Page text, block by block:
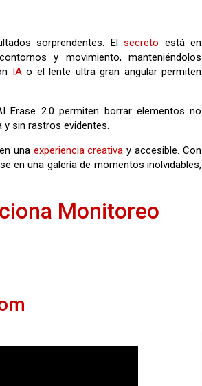
sorprendentes. Elsecreto está en
y movimiento, manteniéndolos
IAo el lente ultra gran angular permiten
2.0 permiten borrar elementos no
sin rastros evidentes.
una experiencia creativa y accesible. Con
en una galería de momentos inolvidables,
Monitoreo